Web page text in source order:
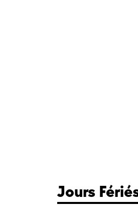
Jours